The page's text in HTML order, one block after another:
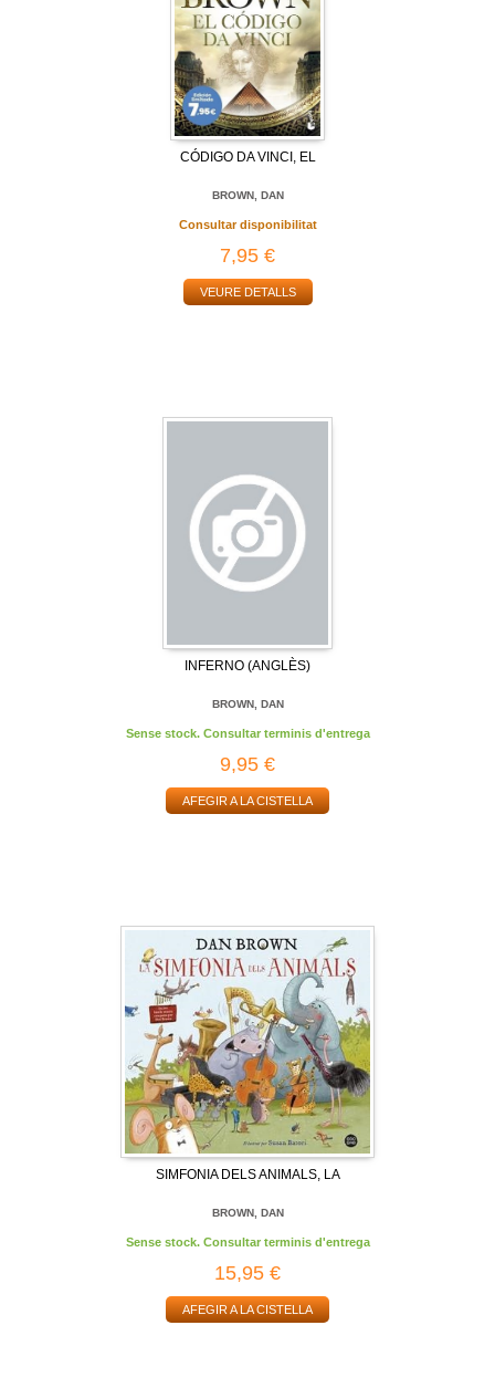
CÓDIGO DA VINCI, EL
BROWN, DAN
Consultar disponibilitat
7,95 €
VEURE DETALLS
INFERNO (ANGLÈS)
BROWN, DAN
Sense stock. Consultar terminis d'entrega
9,95 €
AFEGIR A LA CISTELLA
SIMFONIA DELS ANIMALS, LA
BROWN, DAN
Sense stock. Consultar terminis d'entrega
15,95 €
AFEGIR A LA CISTELLA